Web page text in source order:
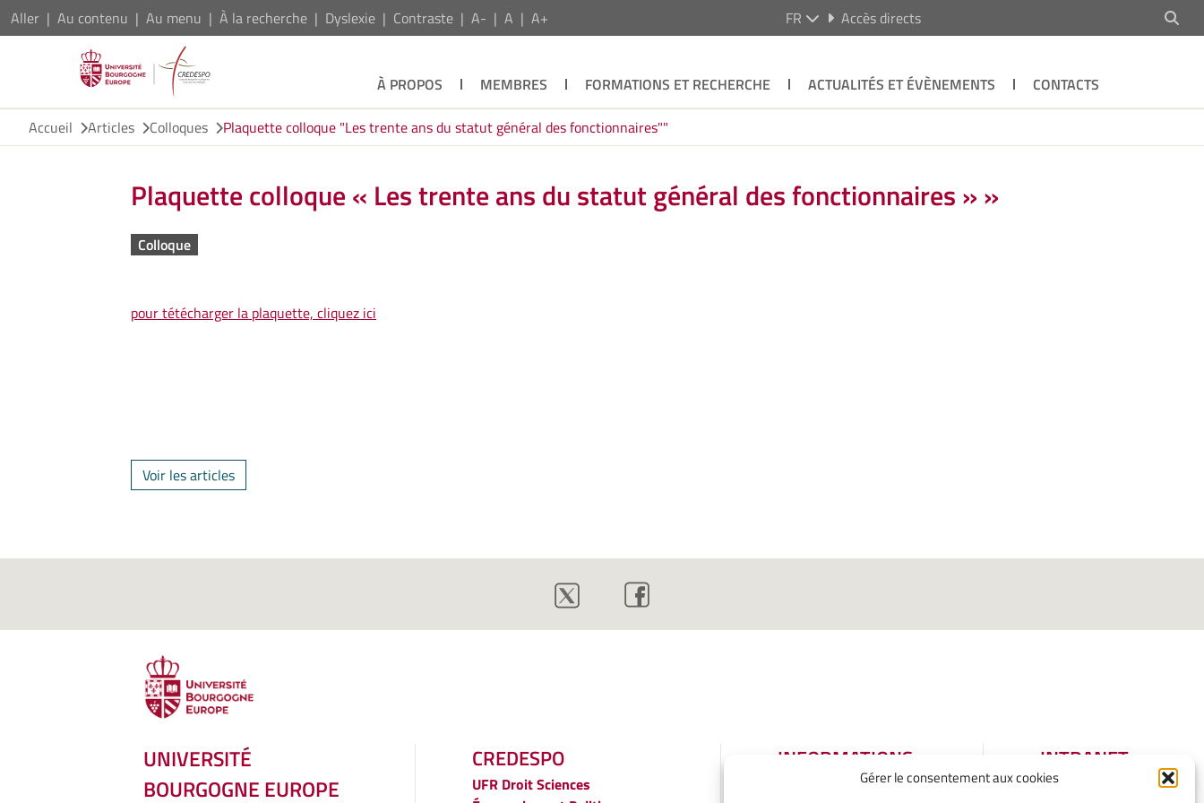
Gérer le consentement aux cookies
Aller Au contenu Au menu À la recherche Dyslexie Contraste A- A A+ FR Accès directs
À PROPOS MEMBRES FORMATIONS ET RECHERCHE ACTUALITÉS ET ÉVÈNEMENTS
CONTACTS
Accueil
Articles Colloques Plaquette colloque "Les trente ans du statut général des fonctionnaires""
Plaquette colloque « Les trente ans du statut général des fonctionnaires » »
Colloque
pour tétécharger la plaquette, cliquez ici
Voir les articles
UNIVERSITÉ
BOURGOGNE EUROPE
CREDESPO
UFR Droit Sciences
INFORMATIONS
INTRANET